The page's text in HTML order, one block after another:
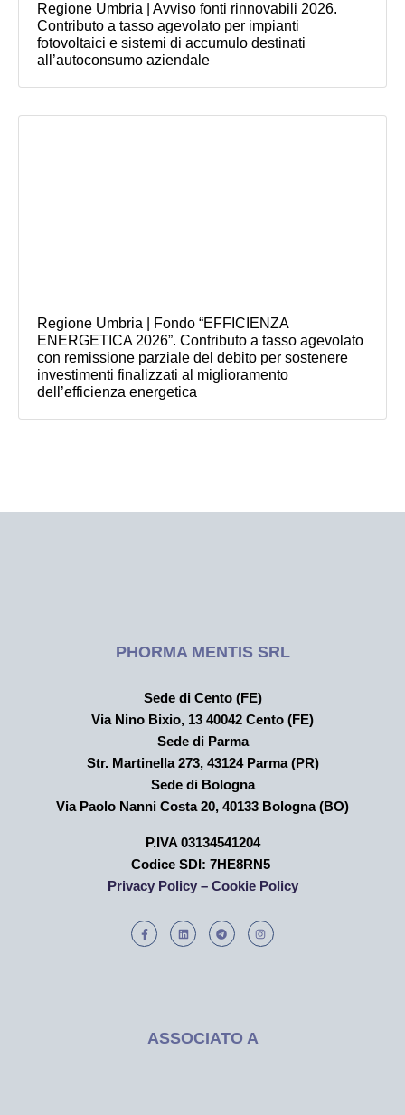
Regione Umbria | Avviso fonti rinnovabili 2026.
Contributo a tasso agevolato per impianti
fotovoltaici e sistemi di accumulo destinati
all’autoconsumo aziendale
Regione Umbria | Fondo “EFFICIENZA
ENERGETICA 2026”. Contributo a tasso agevolato
con remissione parziale del debito per sostenere
investimenti finalizzati al miglioramento
dell’efficienza energetica
PHORMA MENTIS SRL
Sede di Cento (FE)
Via Nino Bixio, 13 40042 Cento (FE)
Sede di Parma
Str. Martinella 273, 43124 Parma (PR)
Sede di Bologna
Via Paolo Nanni Costa 20, 40133 Bologna (BO)
P.IVA 03134541204
Codice SDI: 7HE8RN5
Privacy Policy – Cookie Policy
ASSOCIATO A